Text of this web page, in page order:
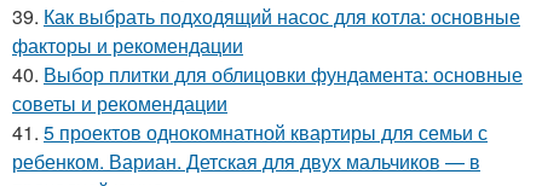
39. Как выбрать подходящий насос для котла: основные
факторы и рекомендации
40. Выбор плитки для облицовки фундамента: основные
советы и рекомендации
41. 5 проектов однокомнатной квартиры для семьи с
ребенком. Вариан. Детская для двух мальчиков — в